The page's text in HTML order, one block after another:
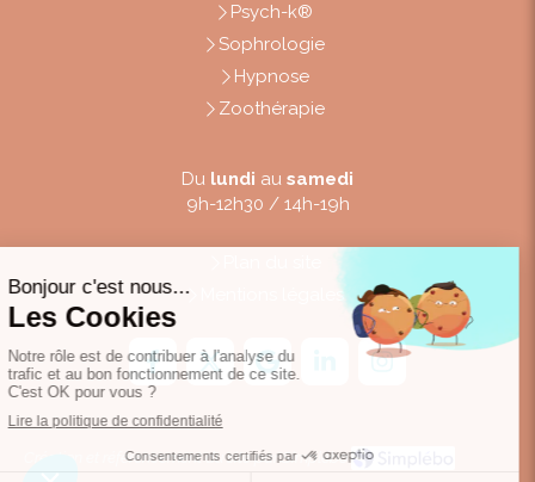
Psych-k®
Sophrologie
Hypnose
Zoothérapie
Du lundi au samedi
9h-12h30 / 14h-19h
Mentions légales
Création et référencement du site par Simplébo